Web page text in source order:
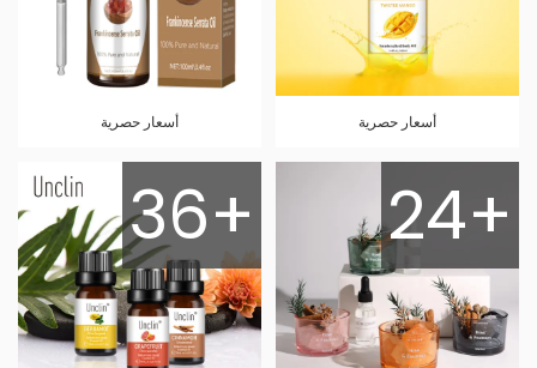
أسعار حصرية أسعار حصرية
24+
36+